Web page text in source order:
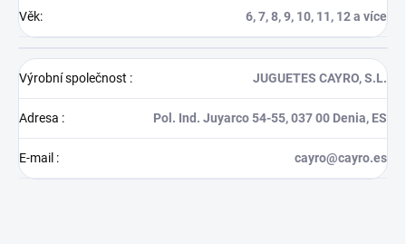
Věk: 6, 7, 8, 9, 10, 11, 12 a více
Výrobní společnost : JUGUETES CAYRO, S.L.
Adresa : Pol. Ind. Juyarco 54-55, 037 00 Denia, ES
E-mail : cayro@cayro.es